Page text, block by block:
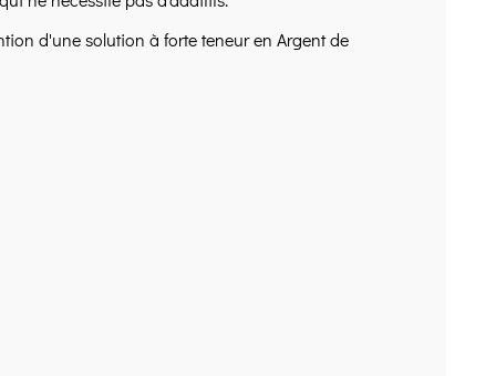
d'une solution à forte teneur en Argent de